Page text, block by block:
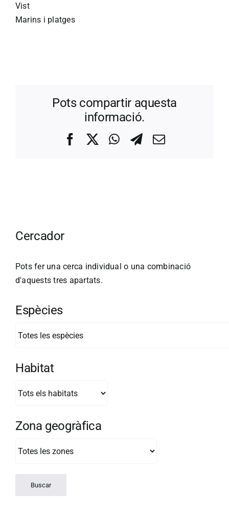
Vist
Marins i platges
Pots compartir aquesta
informació.
FacebookWhatsApp
Telegram
Correo
Cercador
Pots fer una cerca individual o una combinació
d'aquests tres apartats.
Espècies
Habitat
Zona geogràfica